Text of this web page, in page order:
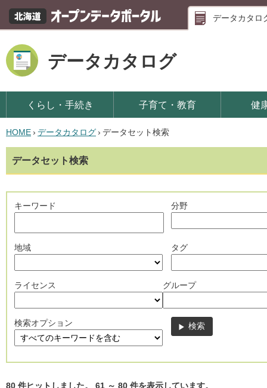
データカタロ
データカタログ
くらし・手続き 子育て・教育 健
HOME› データカタログ› データセット検索
データセット検索
キーワード 分野
地域 タグ
ライセンス グループ
検索オプション
80 件ヒットしました。 61 ～ 80 件を表示しています。